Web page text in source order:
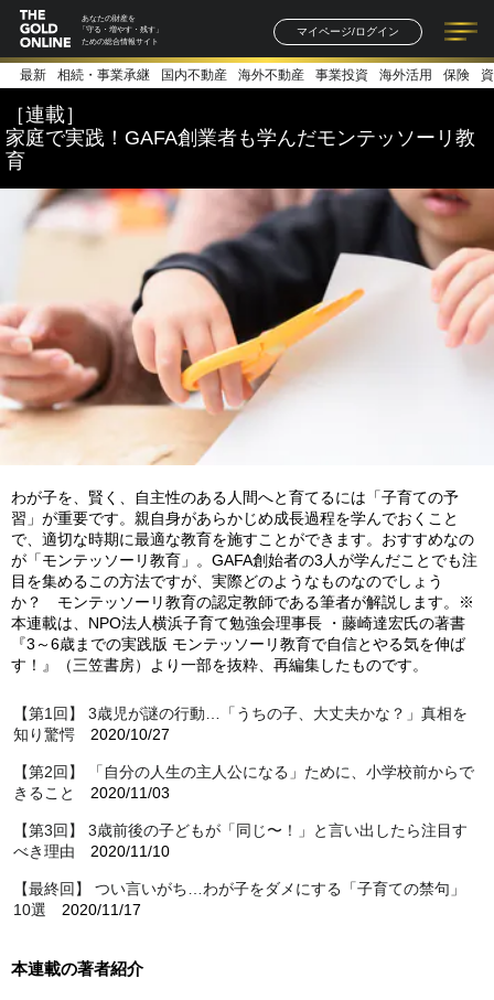
あなたの財産を
「守る・増やす・残す」
ための総合情報サイト
マイページ/ログイン
記事一覧 連載一覧
著者一覧 書籍一覧
最新 相続・事業承継 国内不動産 海外不動産 事業投資 海外活用 保険
［連載］
家庭で実践！GAFA創業者も学んだモンテッソーリ教
育
わが子を、賢く、自主性のある人間へと育てるには「子育ての予
習」が重要です。親自身があらかじめ成長過程を学んでおくこと
で、適切な時期に最適な教育を施すことができます。おすすめなの
が「モンテッソーリ教育」。GAFA創始者の3人が学んだことでも注
目を集めるこの方法ですが、実際どのようなものなのでしょう
か？ モンテッソーリ教育の認定教師である筆者が解説します。※
本連載は、NPO法人横浜子育て勉強会理事長 ・藤崎達宏氏の著書
『3～6歳までの実践版 モンテッソーリ教育で自信とやる気を伸ば
す！』（三笠書房）より一部を抜粋、再編集したものです。
【第1回】 3歳児が謎の行動…「うちの子、大丈夫かな？」真相を
知り驚愕 2020/10/27
【第2回】 「自分の人生の主人公になる」ために、小学校前からで
きること
2020/11/03
【第3回】 3歳前後の子どもが「同じ〜！」と言い出したら注目す
べき理由 2020/11/10
【最終回】 つい言いがち…わが子をダメにする「子育ての禁句」
10選 2020/11/17
本連載の著者紹介